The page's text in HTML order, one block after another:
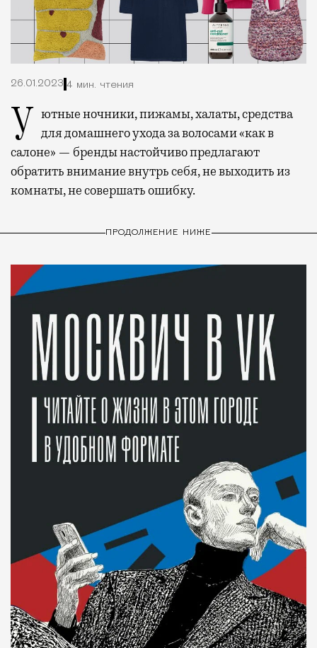
26.01.2023 4 мин. чтения
Уютные ночники, пижамы, халаты, средства
для домашнего ухода за волосами «как в
салоне» — бренды настойчиво предлагают
обратить внимание внутрь себя, не выходить из
комнаты, не совершать ошибку.
ПРОДОЛЖЕНИЕ НИЖЕ